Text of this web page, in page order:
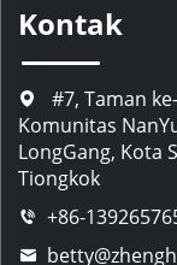
Kontak
#7, Taman
Komunitas
LongGang, Kota
Tiongkok
+86-